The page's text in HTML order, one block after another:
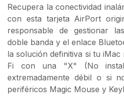
Recupera la conectividad
con esta tarjeta AirPort
responsable de gestionar
doble banda y el enlace
la solución definitiva si tu
Fi con una "X" (No
extremadamente débil o si
periféricos Magic Mouse y